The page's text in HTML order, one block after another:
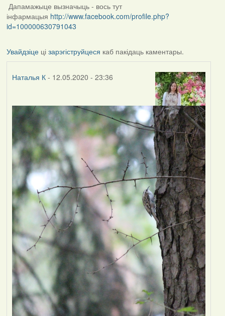
Дапамажыце вызначыць - вось тут
інфармацыя http://www.facebook.com/profile.php?
id=100000630791043
Увайдзіцеці зарэгіструйцеся каб пакідаць каментары.
Наталья К- 12.05.2020 - 23:36